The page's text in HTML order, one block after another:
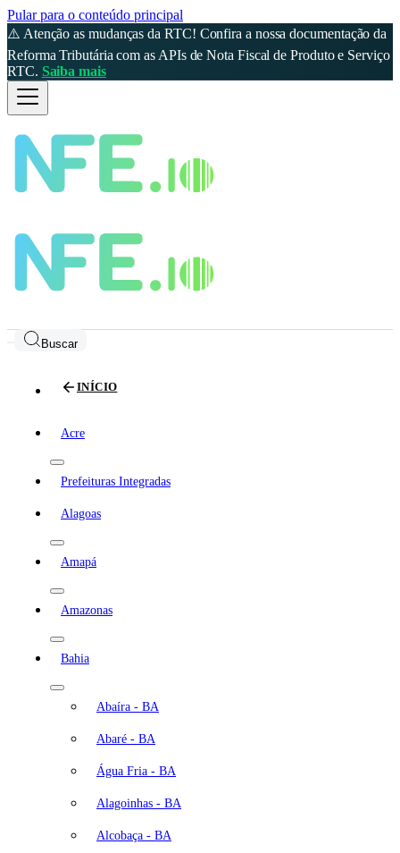
Pular para o conteúdo principal
⚠️ Atenção as mudanças da RTC! Confira a nossa documentação da
Reforma Tributária com as APIs de Nota Fiscal de Produto e Serviço
RTC. Saiba mais
Buscar
INÍCIO
Acre
Prefeituras Integradas
Alagoas
Amapá
Amazonas
Bahia
Abaíra - BA
Abaré - BA
Água Fria - BA
Alagoinhas - BA
Alcobaça - BA